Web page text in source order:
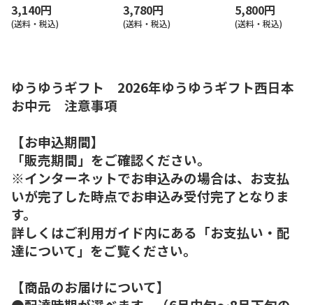
3,140円
(送料・税込)
3,780円
(送料・税込)
5,800円
(送料・税込)
ゆうゆうギフト 2026年ゆうゆうギフト西日本
お中元 注意事項
【お申込期間】
「販売期間」をご確認ください。
※インターネットでお申込みの場合は、お支払
いが完了した時点でお申込み受付完了となりま
す。
詳しくはご利用ガイド内にある「お支払い・配
達について」をご覧ください。
【商品のお届けについて】